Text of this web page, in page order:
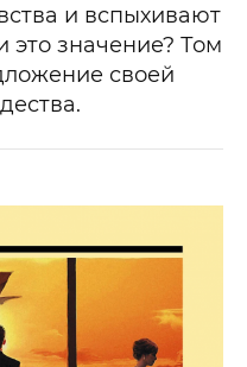
и вспыхивают
это значение? Том
своей